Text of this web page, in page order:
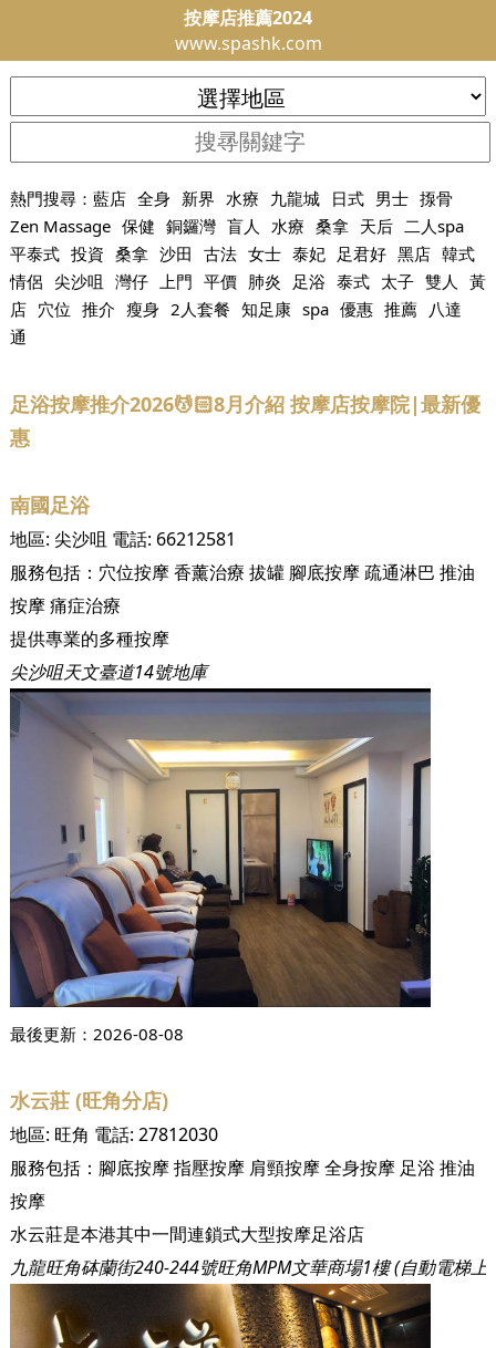
按摩店推薦2024
www.spashk.com
熱門搜尋： 藍店 全身 新界 水療 九龍城 日式 男士 揼骨
Zen Massage 保健 銅鑼灣 盲人 水療 桑拿 天后
二人spa
平泰式 投資 桑拿 沙田 古法 女士 泰妃 足君好 黑店 韓式
情侶 尖沙咀 灣仔 上門 平價 肺炎 足浴 泰式 太子 雙人
黃
店 穴位 推介 瘦身 2人套餐 知足康 spa 優惠 推薦
八達
通
足浴按摩推介2026💆🏻8月介紹 按摩店按摩院|最新優
惠
南國足浴
地區: 尖沙咀 電話: 66212581
服務包括： 穴位按摩香薰治療 拔罐 腳底按摩疏通淋巴 推油
按摩痛症治療
提供專業的多種按摩
尖沙咀天文臺道14號地庫
最後更新： 2026-08-08
水云莊 (旺角分店)
地區: 旺角 電話: 27812030
服務包括： 腳底按摩指壓按摩 肩頸按摩全身按摩 足浴 推油
按摩
水云莊是本港其中一間連鎖式大型按摩足浴店
九龍旺角砵蘭街240-244號旺角MPM文華商場1樓 (自動電梯上